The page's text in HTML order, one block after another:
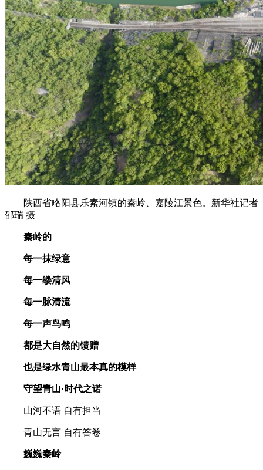
陕西省略阳县乐素河镇的秦岭、嘉陵江景色。新华社记者
邵瑞 摄
秦岭的
每一抹绿意
每一缕清风
每一脉清流
每一声鸟鸣
都是大自然的馈赠
也是绿水青山最本真的模样
守望青山·时代之诺
山河不语 自有担当
青山无言 自有答卷
巍巍秦岭